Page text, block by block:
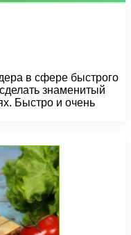
в сфере быстрого
знаменитый
Быстро и очень